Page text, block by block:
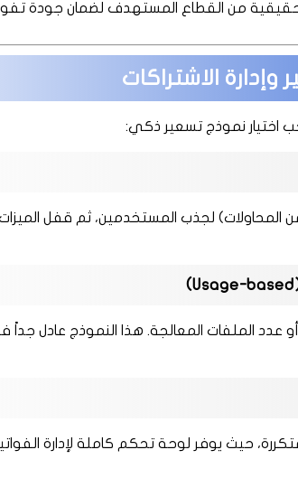
حقيقية من القطاع المستهدف لضمان جودة
الاشتراكات
اختيار نموذج تسعير ذكي:
المحاولات) لجذب المستخدمين، ثم قفل
عدد الملفات المعالجة. هذا النموذج عادل جداً
المتكررة، حيث يوفر لوحة تحكم كاملة لإدارة